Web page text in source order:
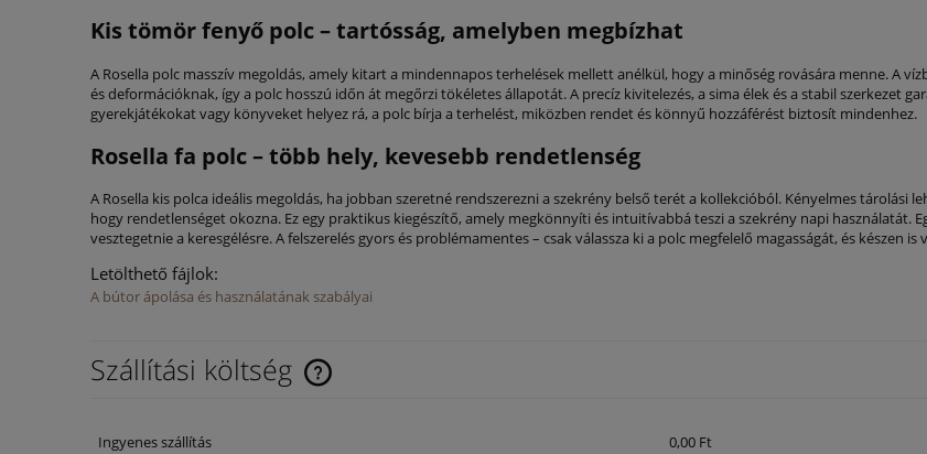
Kis tömör fenyő polc – tartósság, amelyben megbízhat
A Rosella polc masszív megoldás, amely kitart a mindennapos terhelések mellett anélkül, hogy a minőség rovására menne. A
és deformációknak, így a polc hosszú időn át megőrzi tökéletes állapotát. A precíz kivitelezés, a sima élek és a stabil szerkezet
gyerekjátékokat vagy könyveket helyez rá, a polc bírja a terhelést, miközben rendet és könnyű hozzáférést biztosít mindenhez.
Rosella fa polc – több hely, kevesebb rendetlenség
A Rosella kis polca ideális megoldás, ha jobban szeretné rendszerezni a szekrény belső terét a kollekcióból. Kényelmes
hogy rendetlenséget okozna. Ez egy praktikus kiegészítő, amely megkönnyíti és intuitívabbá teszi a szekrény napi használatát.
vesztegetnie a keresgélésre. A felszerelés gyors és problémamentes – csak válassza ki a polc megfelelő magasságát, és készen is
Letölthető fájlok:
A bútor ápolása és használatának szabályai
Szállítási költség
Ingyenes szállítás 0,00 Ft